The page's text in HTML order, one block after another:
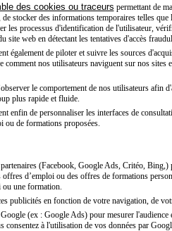
des cookies ou traceurs permettant de
stocker des informations temporaires telles que
les processus d'identification de l'utilisateur,
site web en détectant les tentatives d'accès
également de piloter et suivre les sources
comment nos utilisateurs naviguent sur nos sites
le comportement de nos utilisateurs afin
plus rapide et fluide.
enfin de personnaliser les interfaces de
ou de formations proposées.
partenaires (Facebook, Google Ads, Critéo,
d’emploi ou des offres de formations
une formation.
publicités en fonction de votre navigation, de
(ex : Google Ads) pour mesurer l'audience
consentez à l'utilisation de vos données par